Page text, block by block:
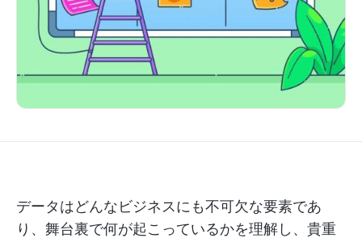
データはどんなビジネスにも不可欠な要素であ
り、舞台裏で何が起こっているかを理解し、貴重